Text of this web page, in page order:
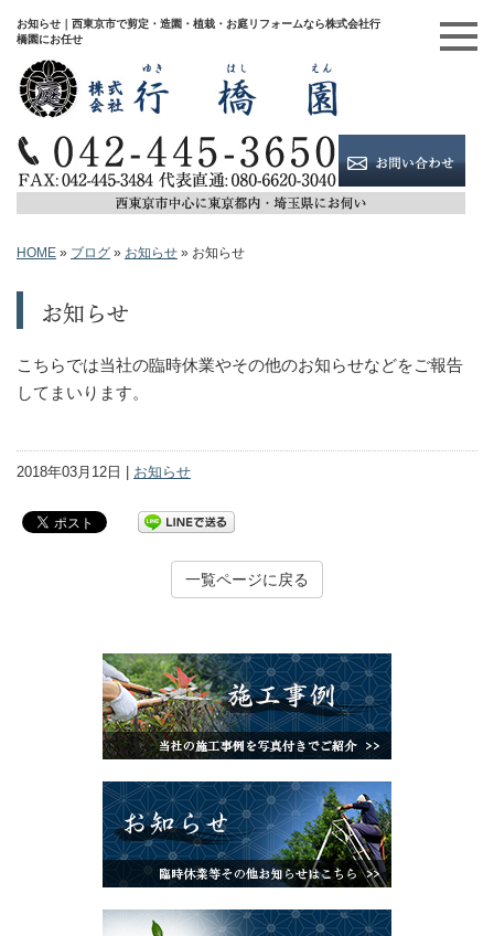
お知らせ｜西東京市で剪定・造園・植栽・お庭リフォームなら株式会社行
橋園にお任せ
HOME » ブログ » お知らせ » お知らせ
お知らせ
こちらでは当社の臨時休業やその他のお知らせなどをご報告
してまいります。
2018年03月12日 | お知らせ
一覧ページに戻る